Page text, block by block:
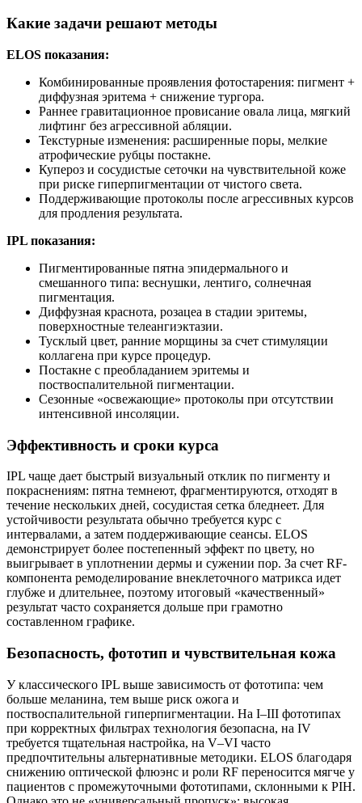
Какие задачи решают методы
ELOS показания:
Комбинированные проявления фотостарения: пигмент +
диффузная эритема + снижение тургора.
Раннее гравитационное провисание овала лица, мягкий
лифтинг без агрессивной абляции.
Текстурные изменения: расширенные поры, мелкие
атрофические рубцы постакне.
Купероз и сосудистые сеточки на чувствительной коже
при риске гиперпигментации от чистого света.
Поддерживающие протоколы после агрессивных курсов
для продления результата.
IPL показания:
Пигментированные пятна эпидермального и
смешанного типа: веснушки, лентиго, солнечная
пигментация.
Диффузная краснота, розацеа в стадии эритемы,
поверхностные телеангиэктазии.
Тусклый цвет, ранние морщины за счет стимуляции
коллагена при курсе процедур.
Постакне с преобладанием эритемы и
поствоспалительной пигментации.
Сезонные «освежающие» протоколы при отсутствии
интенсивной инсоляции.
Эффективность и сроки курса
IPL чаще дает быстрый визуальный отклик по пигменту и
покраснениям: пятна темнеют, фрагментируются, отходят в
течение нескольких дней, сосудистая сетка бледнеет. Для
устойчивости результата обычно требуется курс с
интервалами, а затем поддерживающие сеансы. ELOS
демонстрирует более постепенный эффект по цвету, но
выигрывает в уплотнении дермы и сужении пор. За счет RF-
компонента ремоделирование внеклеточного матрикса идет
глубже и длительнее, поэтому итоговый «качественный»
результат часто сохраняется дольше при грамотно
составленном графике.
Безопасность, фототип и чувствительная кожа
У классического IPL выше зависимость от фототипа: чем
больше меланина, тем выше риск ожога и
поствоспалительной гиперпигментации. На I–III фототипах
при корректных фильтрах технология безопасна, на IV
требуется тщательная настройка, на V–VI часто
предпочтительны альтернативные методики. ELOS благодаря
снижению оптической флюэнс и роли RF переносится мягче у
пациентов с промежуточными фототипами, склонными к PIH.